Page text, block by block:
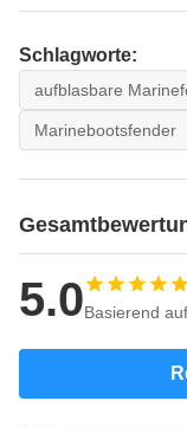
Schlagworte:
aufblasbare
Marinebootsfender
5.0Basierend